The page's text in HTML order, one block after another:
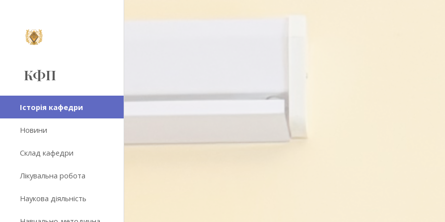
Skip to main content
КФП
Історія кафедри
Новини
Склад кафедри
Лікувальна робота
Наукова діяльність